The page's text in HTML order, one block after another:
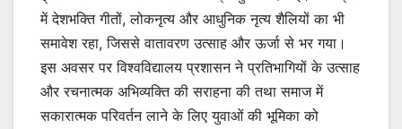
में देशभक्ति गीतों, लोकनृत्य और आधुनिक नृत्य शैलियों का भी
समावेश रहा, जिससे वातावरण उत्साह और ऊर्जा से भर गया।
इस अवसर पर विश्वविद्यालय प्रशासन ने प्रतिभागियों के उत्साह
और रचनात्मक अभिव्यक्ति की सराहना की तथा समाज में
सकारात्मक परिवर्तन लाने के लिए युवाओं की भूमिका को